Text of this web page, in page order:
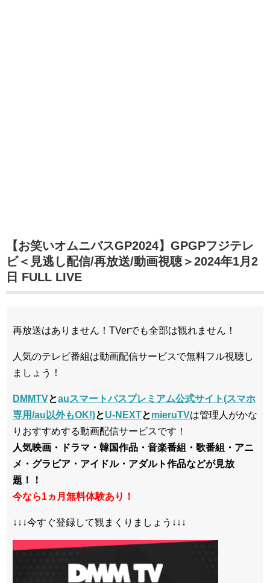
【お笑いオムニバスGP2024】GPGPフジテレ
ビ＜見逃し配信/再放送/動画視聴＞2024年1月2
日 FULL LIVE
再放送はありません！TVerでも全部は観れません！
人気のテレビ番組は動画配信サービスで無料フル視聴し
ましょう！
DMMTVとauスマートパスプレミアム公式サイト(スマホ
専用/au以外もOK!)とU-NEXTとmieruTVは管理人がかな
りおすすめする動画配信サービスです！
人気映画・ドラマ・韓国作品・音楽番組・歌番組・アニ
メ・グラビア・アイドル・アダルト作品などが見放
題！！
今なら1ヵ月無料体験あり！
↓↓↓今すぐ登録して観まくりましょう↓↓↓